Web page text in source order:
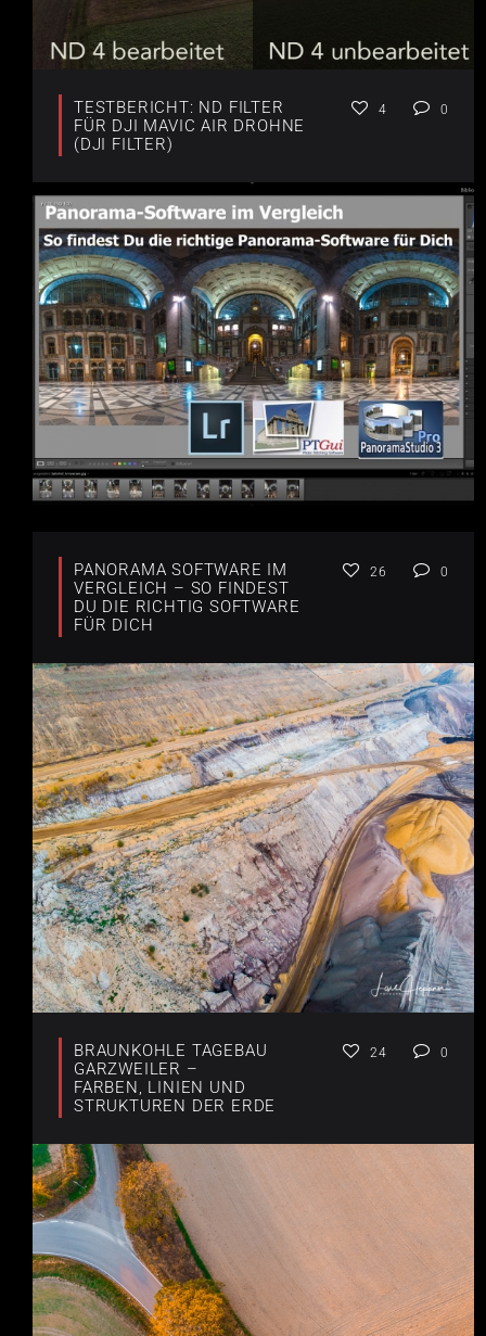
TESTBERICHT: ND FILTER
FÜR DJI MAVIC AIR DROHNE
(DJI FILTER)
4 0
PANORAMA SOFTWARE IM
VERGLEICH – SO FINDEST
DU DIE RICHTIG SOFTWARE
FÜR DICH
26 0
BRAUNKOHLE TAGEBAU
GARZWEILER –
FARBEN, LINIEN UND
STRUKTUREN DER ERDE
24 0